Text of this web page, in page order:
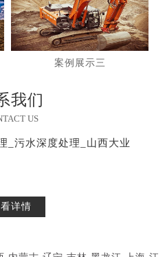
案例展示三
我们
US
_污水深度处理_山西大业
详情